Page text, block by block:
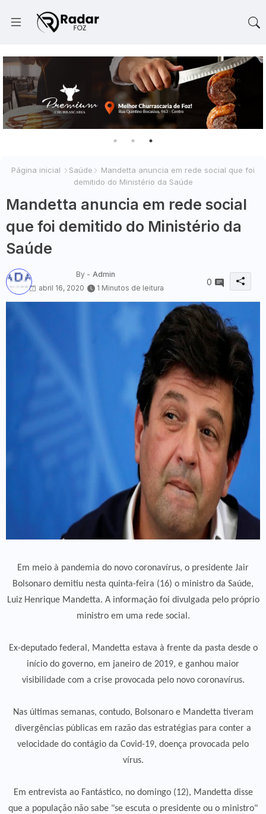
Página inicial Saúde
Mandetta anuncia em rede social que foi
demitido do Ministério da Saúde
Mandetta anuncia em rede social
que foi demitido do Ministério da
Saúde
By - Admin
abril 16, 2020
1 Minutos de leitura
0
Em meio à pandemia do novo coronavírus, o presidente Jair
Bolsonaro demitiu nesta quinta-feira (16) o ministro da Saúde,
Luiz Henrique Mandetta. A informação foi divulgada pelo próprio
ministro em uma rede social.
Ex-deputado federal, Mandetta estava à frente da pasta desde o
início do governo, em janeiro de 2019, e ganhou maior
visibilidade com a crise provocada pelo novo coronavírus.
Nas últimas semanas, contudo, Bolsonaro e Mandetta tiveram
divergências públicas em razão das estratégias para conter a
velocidade do contágio da Covid-19, doença provocada pelo
vírus.
Em entrevista ao Fantástico, no domingo (12), Mandetta disse
que a população não sabe "se escuta o presidente ou o ministro"